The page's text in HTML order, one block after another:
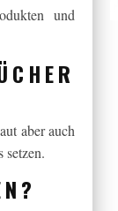
und
aber auch
setzen.